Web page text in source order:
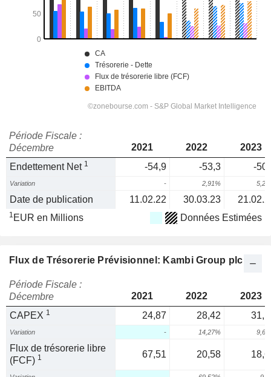
Période Fiscale :
Décembre
2021 2022
2023
Endettement Net 1 -54,9 -53,3 -
Variation - 2,91%
Date de publication 11.02.22 30.03.23
1 EUR en Millions Données Estimées
Flux de Trésorerie Prévisionnel: Kambi Group plc
Période Fiscale :
Décembre
2021 2022
2023
CAPEX 1 24,87 28,42
Variation - 14,27%
Flux de trésorerie libre
(FCF) 1 67,51 20,58